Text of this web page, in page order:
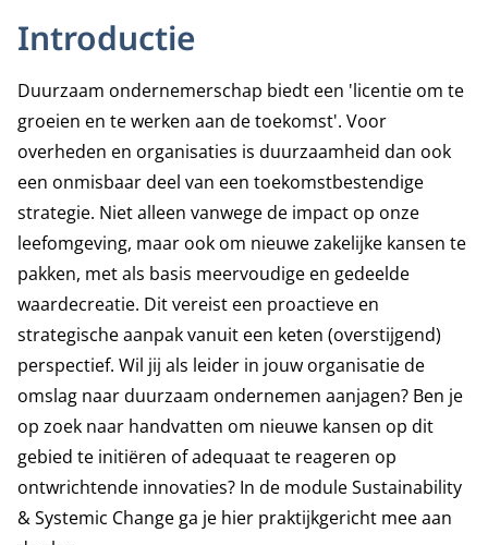
Introductie
Duurzaam ondernemerschap biedt een 'licentie om te
groeien en te werken aan de toekomst'. Voor
overheden en organisaties is duurzaamheid dan ook
een onmisbaar deel van een toekomstbestendige
strategie. Niet alleen vanwege de impact op onze
leefomgeving, maar ook om nieuwe zakelijke kansen te
pakken, met als basis meervoudige en gedeelde
waardecreatie. Dit vereist een proactieve en
strategische aanpak vanuit een keten (overstijgend)
perspectief. Wil jij als leider in jouw organisatie de
omslag naar duurzaam ondernemen aanjagen? Ben je
op zoek naar handvatten om nieuwe kansen op dit
gebied te initiëren of adequaat te reageren op
ontwrichtende innovaties? In de module Sustainability
& Systemic Change ga je hier praktijkgericht mee aan